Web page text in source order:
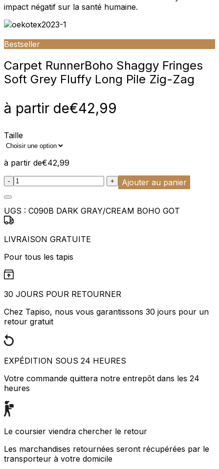
impact négatif sur la santé humaine.
Bestseller
Carpet RunnerBoho Shaggy Fringes
Soft Grey Fluffy Long Pile Zig-Zag
à partir de€42,99
Taille
à partir de€42,99
:product_name quantity
- + Ajouter au panier
UGS : C090B DARK GRAY/CREAM BOHO GOT
LIVRAISON GRATUITE
Pour tous les tapis
30 JOURS POUR RETOURNER
Chez Tapiso, nous vous garantissons 30 jours pour un
retour gratuit
EXPÉDITION SOUS 24 HEURES
Votre commande quittera notre entrepôt dans les 24
heures
Le coursier viendra chercher le retour
Les marchandises retournées seront récupérées par le
transporteur à votre domicile